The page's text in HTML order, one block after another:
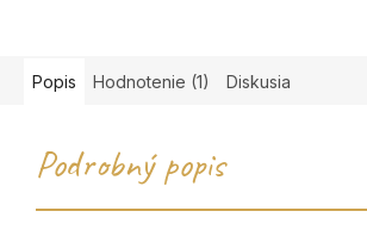
Popis Hodnotenie (1) Diskusia
Podrobný popis